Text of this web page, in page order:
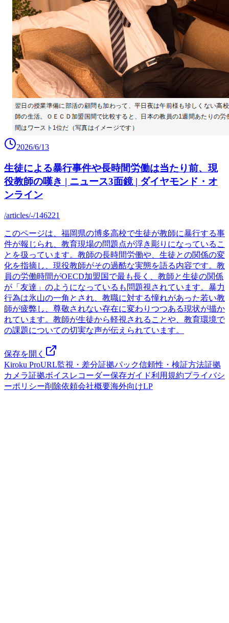
2026/6/13
生徒による暴行事件や長時間労働は当たり前、現
役教師の嘆き | ニュース3面鏡 | ダイヤモンド・オ
ンライン
/articles/-/146221
このページは、福岡県の博多高校で生徒が教師に暴行する事
件が報じられ、教育現場の問題点が浮き彫りになっているこ
とを扱っています。教師の長時間労働や、生徒との関係の変
化を指摘し、現役教師がその過酷な実態を語る内容です。教
員の労働時間がOECD加盟国で最も長く、教師と生徒の関係
が「友達」のようになっているも問題視されています。暴力
行為は氷山の一角とされ、教職に対する憧れがあった若い教
師が疲弊し、尊敬されない存在に変わりつつある現状が描か
れています。教師が生徒から軽視されることや、教育環境で
の課題についての切実な声が伝えられています。
保存を開く
Kiroku ProURL監視・差分証拠パック信頼性・検証方法証拠
カメラ証拠ボイスレコーダー保存ガイド利用規約プライバシ
ーポリシー削除依頼会社概要海外向けLP